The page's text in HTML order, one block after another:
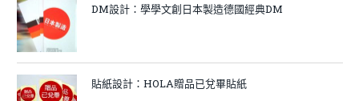
DM設計：學學文創日本製造德國經典DM
貼紙設計：HOLA贈品已兌畢貼紙